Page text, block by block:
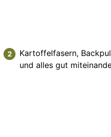
Kartoffelfasern,
und alles gut